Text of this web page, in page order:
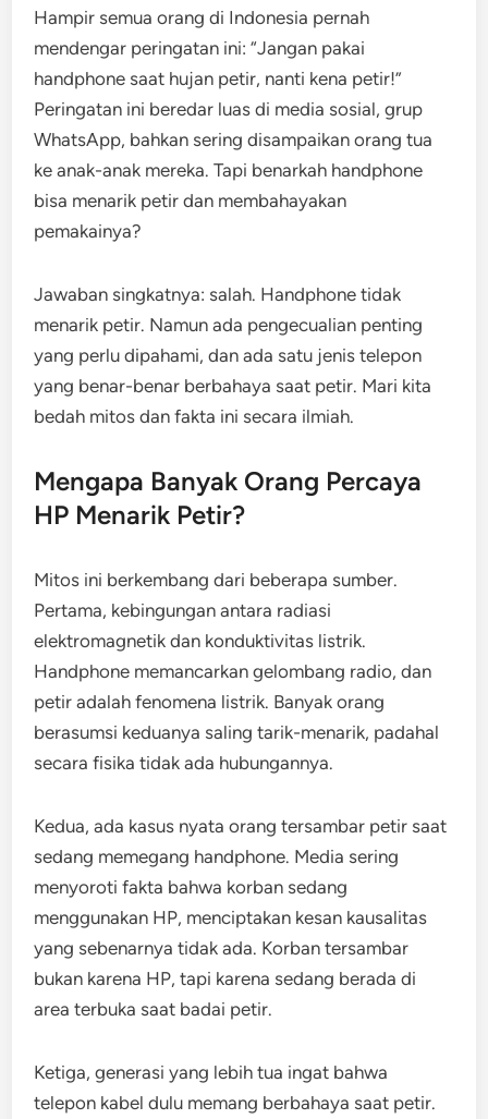
Hampir semua orang di Indonesia pernah
mendengar peringatan ini: “Jangan pakai
handphone saat hujan petir, nanti kena petir!”
Peringatan ini beredar luas di media sosial, grup
WhatsApp, bahkan sering disampaikan orang tua
ke anak-anak mereka. Tapi benarkah handphone
bisa menarik petir dan membahayakan
pemakainya?
Jawaban singkatnya: salah. Handphone tidak
menarik petir. Namun ada pengecualian penting
yang perlu dipahami, dan ada satu jenis telepon
yang benar-benar berbahaya saat petir. Mari kita
bedah mitos dan fakta ini secara ilmiah.
Mengapa Banyak Orang Percaya
HP Menarik Petir?
Mitos ini berkembang dari beberapa sumber.
Pertama, kebingungan antara radiasi
elektromagnetik dan konduktivitas listrik.
Handphone memancarkan gelombang radio, dan
petir adalah fenomena listrik. Banyak orang
berasumsi keduanya saling tarik-menarik, padahal
secara fisika tidak ada hubungannya.
Kedua, ada kasus nyata orang tersambar petir saat
sedang memegang handphone. Media sering
menyoroti fakta bahwa korban sedang
menggunakan HP, menciptakan kesan kausalitas
yang sebenarnya tidak ada. Korban tersambar
bukan karena HP, tapi karena sedang berada di
area terbuka saat badai petir.
Ketiga, generasi yang lebih tua ingat bahwa
telepon kabel dulu memang berbahaya saat petir.